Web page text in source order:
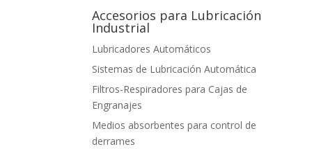
Accesorios para Lubricación
Industrial
Lubricadores Automáticos
Sistemas de Lubricación Automática
Filtros-Respiradores para Cajas de
Engranajes
Medios absorbentes para control de
derrames